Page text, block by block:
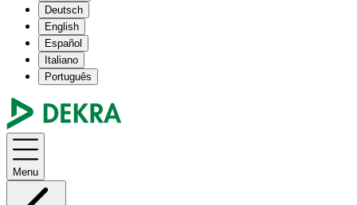
Deutsch
English
Español
Italiano
Português
Menu